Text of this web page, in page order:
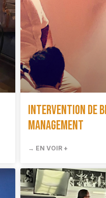
Intervention de
management
→ EN VOIR +